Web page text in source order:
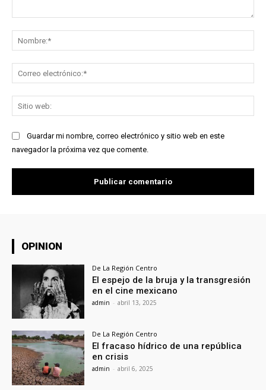
Guardar mi nombre, correo electrónico y sitio web en este
navegador la próxima vez que comente.
OPINION
De La Región Centro
El espejo de la bruja y la transgresión
en el cine mexicano
admin - abril 13, 2025
De La Región Centro
El fracaso hídrico de una república
en crisis
admin - abril 6, 2025